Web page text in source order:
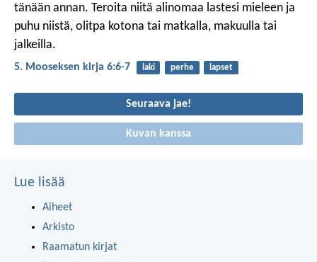
tänään annan. Teroita niitä alinomaa lastesi mieleen ja
puhu niistä, olitpa kotona tai matkalla, makuulla tai
jalkeilla.
5. Mooseksen kirja 6:6-7 laki perhe lapset
Seuraava jae!
Kuvan kanssa
Lue lisää
Aiheet
Arkisto
Raamatun kirjat